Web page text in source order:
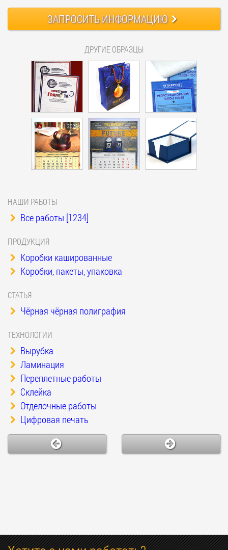
ЗАПРОСИТЬИНФОРМАЦИЮ
ДРУГИЕ ОБРАЗЦЫ
НАШИ РАБОТЫ
Все работы [1234]
ПРОДУКЦИЯ
Коробки кашированные
Коробки, пакеты, упаковка
СТАТЬЯ
Чёрная чёрная полиграфия
ТЕХНОЛОГИИ
Вырубка
Ламинация
Переплетные работы
Склейка
Отделочные работы
Цифровая печать